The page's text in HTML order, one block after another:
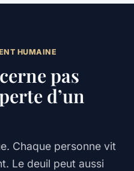
HUMAINE
pas
d’un
Chaque personne vit
Le deuil peut aussi